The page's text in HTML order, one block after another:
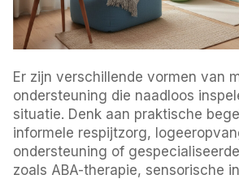
Er zijn verschillende vormen van
ondersteuning die naadloos
situatie. Denk aan praktische
informele respijtzorg,
ondersteuning of
zoals ABA-therapie, sensorische